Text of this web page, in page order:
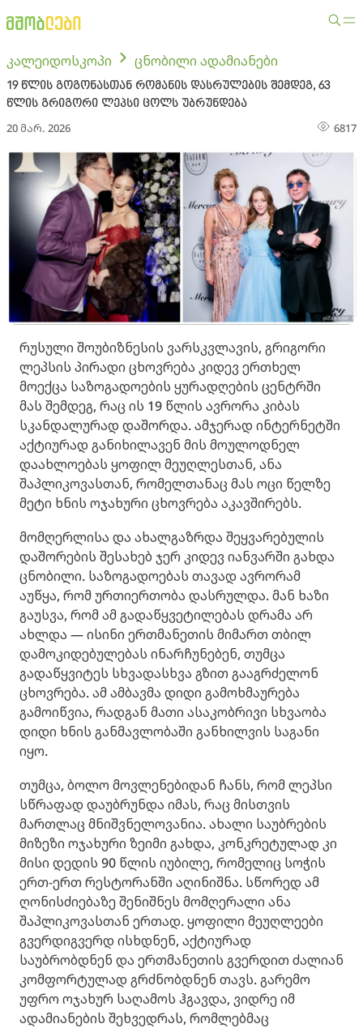
კალეიდოსკოპი ცნობილი ადამიანები
19 წლის გოგონასთან რომანის დასრულების შემდეგ, 63
წლის გრიგორი ლეპსი ცოლს უბრუნდება
20 მარ. 2026 6817
რუსული შოუბიზნესის ვარსკვლავის, გრიგორი
ლეპსის პირადი ცხოვრება კიდევ ერთხელ
მოექცა საზოგადოების ყურადღების ცენტრში
მას შემდეგ, რაც ის 19 წლის ავრორა კიბას
სკანდალურად დაშორდა. ამჯერად ინტერნეტში
აქტიურად განიხილავენ მის მოულოდნელ
დაახლოებას ყოფილ მეუღლესთან, ანა
შაპლიკოვასთან, რომელთანაც მას ოცი წელზე
მეტი ხნის ოჯახური ცხოვრება აკავშირებს.
მომღერლისა და ახალგაზრდა შეყვარებულის
დაშორების შესახებ ჯერ კიდევ იანვარში გახდა
ცნობილი. საზოგადოებას თავად ავრორამ
აუწყა, რომ ურთიერთობა დასრულდა. მან ხაზი
გაუსვა, რომ ამ გადაწყვეტილებას დრამა არ
ახლდა — ისინი ერთმანეთის მიმართ თბილ
დამოკიდებულებას ინარჩუნებენ, თუმცა
გადაწყვიტეს სხვადასხვა გზით გააგრძელონ
ცხოვრება. ამ ამბავმა დიდი გამოხმაურება
გამოიწვია, რადგან მათი ასაკობრივი სხვაობა
დიდი ხნის განმავლობაში განხილვის საგანი
იყო.
თუმცა, ბოლო მოვლენებიდან ჩანს, რომ ლეპსი
სწრაფად დაუბრუნდა იმას, რაც მისთვის
მართლაც მნიშვნელოვანია. ახალი საუბრების
მიზეზი ოჯახური ზეიმი გახდა, კონკრეტულად კი
მისი დედის 90 წლის იუბილე, რომელიც სოჭის
ერთ-ერთ რესტორანში აღინიშნა. სწორედ ამ
ღონისძიებაზე შენიშნეს მომღერალი ანა
შაპლიკოვასთან ერთად. ყოფილი მეუღლეები
გვერდიგვერდ ისხდნენ, აქტიურად
საუბრობდნენ და ერთმანეთის გვერდით ძალიან
კომფორტულად გრძნობდნენ თავს. გარემო
უფრო ოჯახურ საღამოს ჰგავდა, ვიდრე იმ
ადამიანების შეხვედრას, რომლებმაც